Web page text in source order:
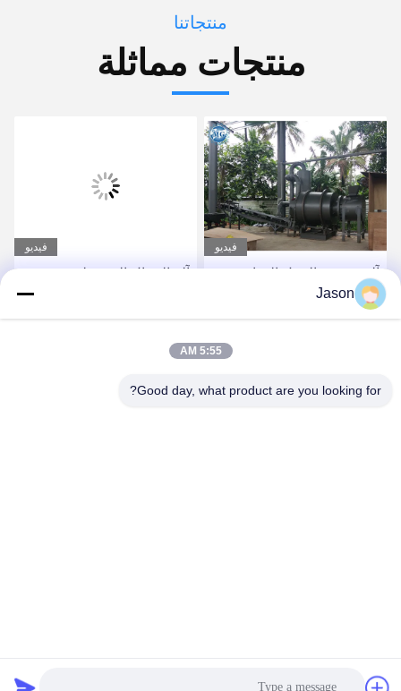
منتجاتنا
منتجات مماثلة
فيديو
آلة تجفيف الرمل الدوارة من
الصلب الكربوني بثلاث
أسطوانات 25t / H
فيديو
آلة الرمال المحمولة مجفف
الفحم والغاز أو الديزل
نوعية جيدة الصين مصنع هاون جاف المورد. حقوق الطبع والنشر © 2018-2026
Jason
5:55 AM
Good day, what product are you looking for?